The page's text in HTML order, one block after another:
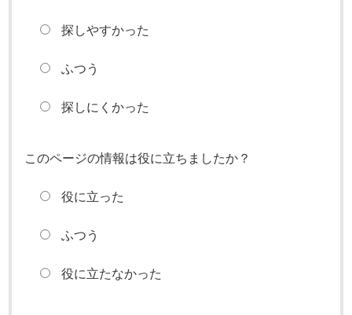
探しやすかった
ふつう
探しにくかった
このページの情報は役に立ちましたか？
役に立った
ふつう
役に立たなかった